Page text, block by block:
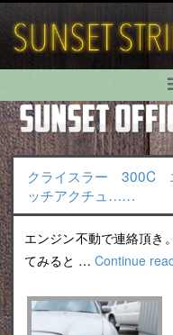
クライスラー 300C
ッチアクチュ……
エンジン不動で連絡頂
てみると … Continue